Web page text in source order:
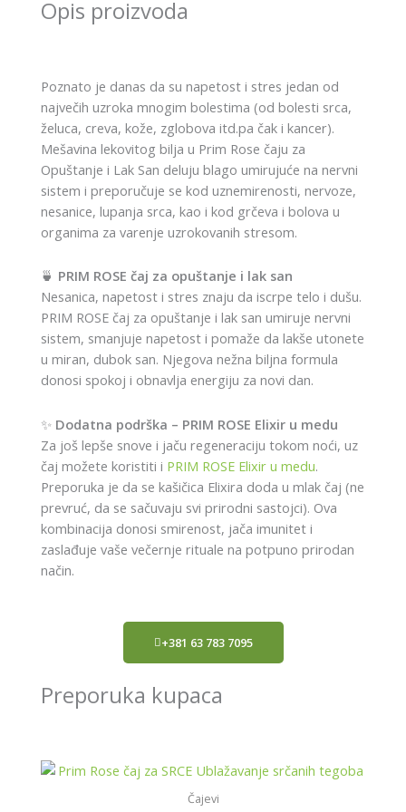
SAN
quantity
Opis proizvoda
Poznato je danas da su napetost i stres jedan od
največih uzroka mnogim bolestima (od bolesti srca,
želuca, creva, kože, zglobova itd.pa čak i kancer).
Mešavina lekovitog bilja u Prim Rose čaju za
Opuštanje i Lak San deluju blago umirujuće na nervni
sistem i preporučuje se kod uznemirenosti, nervoze,
nesanice, lupanja srca, kao i kod grčeva i bolova u
organima za varenje uzrokovanih stresom.
🍵 PRIM ROSE čaj za opuštanje i lak san
Nesanica, napetost i stres znaju da iscrpe telo i dušu.
PRIM ROSE čaj za opuštanje i lak san umiruje nervni
sistem, smanjuje napetost i pomaže da lakše utonete
u miran, dubok san. Njegova nežna biljna formula
donosi spokoj i obnavlja energiju za novi dan.
✨ Dodatna podrška – PRIM ROSE Elixir u medu
Za još lepše snove i jaču regeneraciju tokom noći, uz
čaj možete koristiti i PRIM ROSE Elixir u medu.
Preporuka je da se kašičica Elixira doda u mlak čaj (ne
prevruć, da se sačuvaju svi prirodni sastojci). Ova
kombinacija donosi smirenost, jača imunitet i
zaslađuje vaše večernje rituale na potpuno prirodan
način.
+381 63 783 7095
Preporuka kupaca
Čajevi